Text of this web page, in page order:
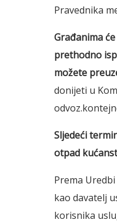
Pravednika
Građanima
prethodno
možete
donijeti u
Sljedeći
otpad
Prema
kao davatelj
korisnika